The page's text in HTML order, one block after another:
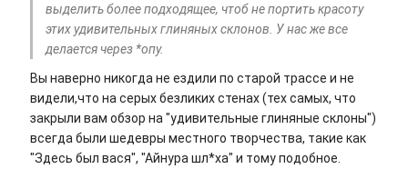
выделить более подходящее, чтоб не портить красоту
этих удивительных глиняных склонов. У нас же все
делается через *опу.
Вы наверно никогда не ездили по старой трассе и не
видели,что на серых безликих стенах (тех самых, что
закрыли вам обзор на "удивительные глиняные склоны")
всегда были шедевры местного творчества, такие как
"Здесь был вася", "Айнура шл*ха" и тому подобное.